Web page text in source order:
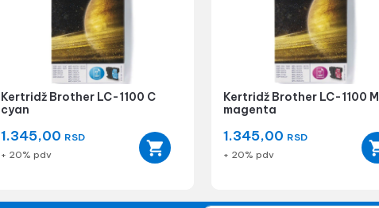
Kertridž Brother LC-1100 C
cyan
1.345,00 RSD
+ 20% pdv
Kertridž Brother LC-1100 M
magenta
1.345,00 RSD
+ 20% pdv